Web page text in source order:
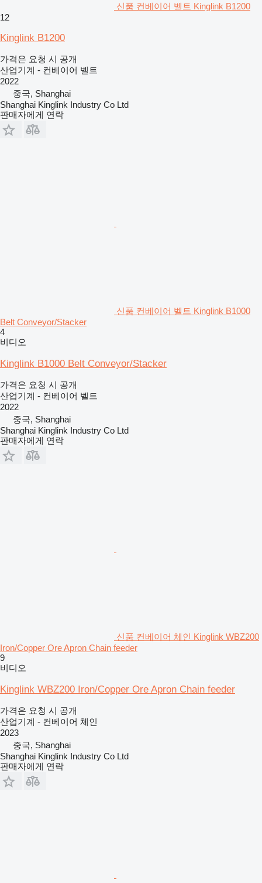
신품 컨베이어 벨트 Kinglink B1200
12
Kinglink B1200
가격은 요청 시 공개
산업기계 - 컨베이어 벨트
2022
중국, Shanghai
Shanghai Kinglink Industry Co Ltd
판매자에게 연락
신품 컨베이어 벨트 Kinglink B1000
Belt Conveyor/Stacker
4
비디오
Kinglink B1000 Belt Conveyor/Stacker
가격은 요청 시 공개
산업기계 - 컨베이어 벨트
2022
중국, Shanghai
Shanghai Kinglink Industry Co Ltd
판매자에게 연락
신품 컨베이어 체인 Kinglink WBZ200
Iron/Copper Ore Apron Chain feeder
9
비디오
Kinglink WBZ200 Iron/Copper Ore Apron Chain feeder
가격은 요청 시 공개
산업기계 - 컨베이어 체인
2023
중국, Shanghai
Shanghai Kinglink Industry Co Ltd
판매자에게 연락